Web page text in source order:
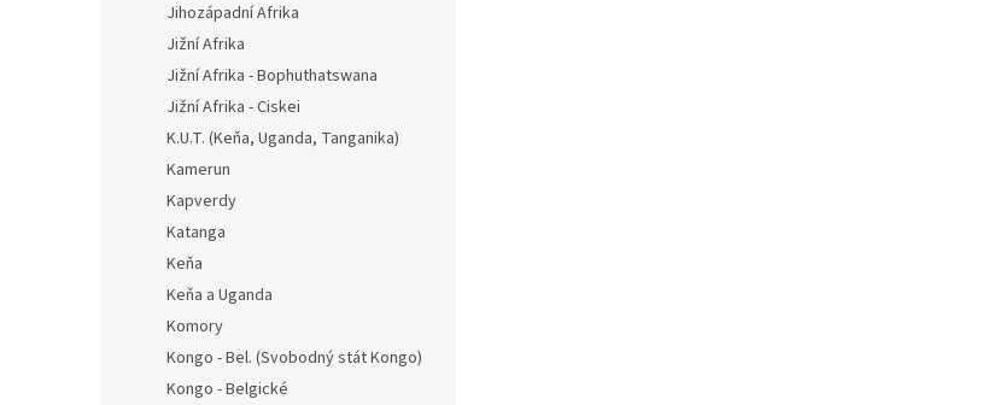
Jihozápadní Afrika
Jižní Afrika
Jižní Afrika - Bophuthatswana
Jižní Afrika - Ciskei
K.U.T. (Keňa, Uganda, Tanganika)
Kamerun
Kapverdy
Katanga
Keňa
Keňa a Uganda
Komory
Kongo - Bel. (Svobodný stát Kongo)
Kongo - Belgické